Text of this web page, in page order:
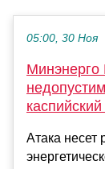
05:00, 30 Ноя
Минэнерго
Атака несет